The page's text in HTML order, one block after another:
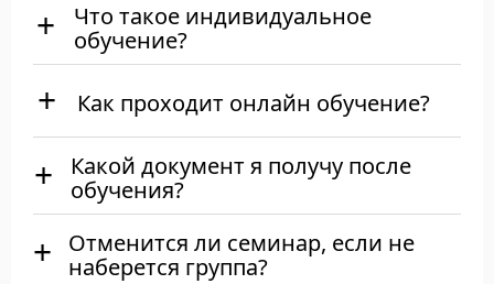
Что такое индивидуальное
обучение?
Как проходит онлайн обучение?
Какой документ я получу после
обучения?
Отменится ли семинар, если не
наберется группа?